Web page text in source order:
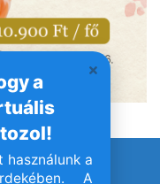
a
használunk a
A
fenntartva!